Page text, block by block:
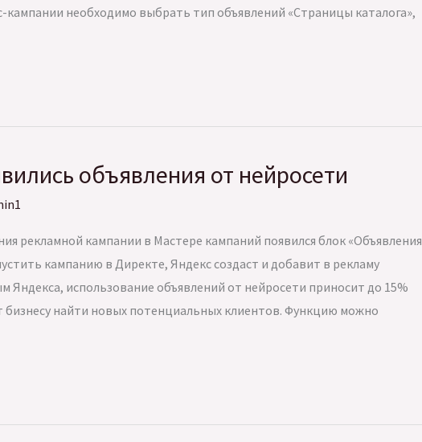
необходимо выбрать тип объявлений «Страницы каталога»,
объявления от нейросети
рекламной кампании в Мастере кампаний появился блок «Объявления
кампанию в Директе, Яндекс создаст и добавит в рекламу
Яндекса, использование объявлений от нейросети приносит до 15%
найти новых потенциальных клиентов. Функцию можно